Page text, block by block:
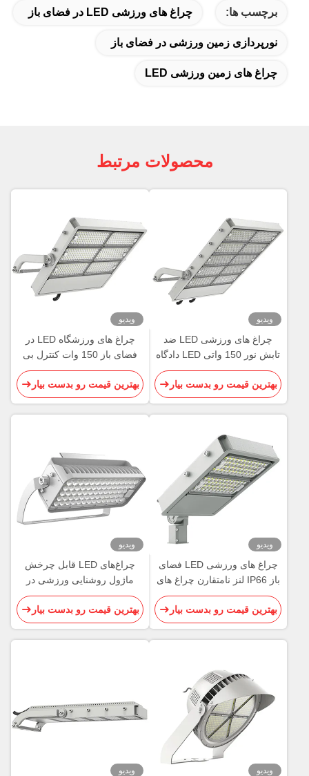
برچسب ها: چراغ های ورزشی LED در فضای باز
نورپردازی زمین ورزشی در فضای باز
چراغ های زمین ورزشی LED
محصولات مرتبط
ویدیو
چراغ های ورزشی LED ضد
تابش نور 150 واتی LED دادگاه
IK09
بهترین قیمت رو بدست بیار
ویدیو
چراغ های ورزشگاه LED در
فضای باز 150 وات کنترل بی
سیم هوشمند قابل تنظیم
بهترین قیمت رو بدست بیار
ویدیو
چراغ های ورزشی LED فضای
باز IP66 لنز نامتقارن چراغ های
LED 150 واتی
بهترین قیمت رو بدست بیار
ویدیو
چراغ‌های LED قابل چرخش
ماژول روشنایی ورزشی در
فضای باز LED ساده
بهترین قیمت رو بدست بیار
ویدیو ویدیو